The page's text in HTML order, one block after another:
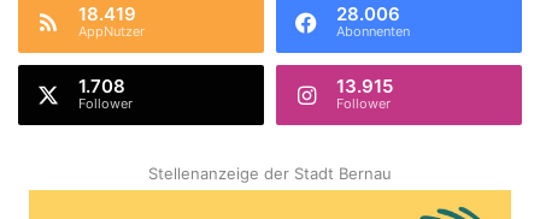
18.419
AppNutzer
28.006
Abonnenten
1.708
Follower
13.915
Follower
Stellenanzeige der Stadt Bernau